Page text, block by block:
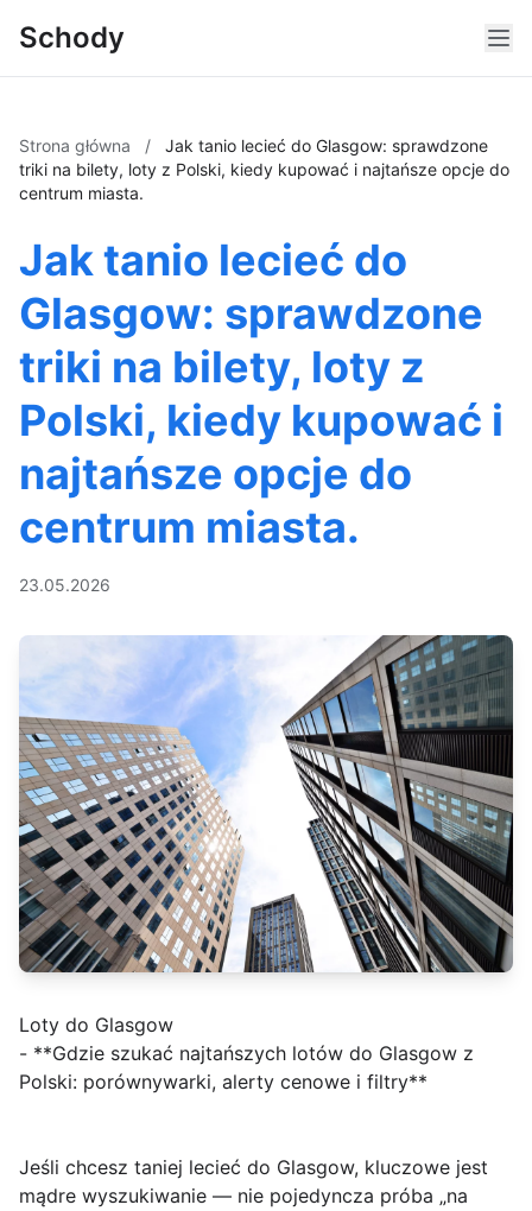
Schody
Strona główna /
Jak tanio lecieć do Glasgow: sprawdzone
triki na bilety, loty z Polski, kiedy kupować i najtańsze opcje do
centrum miasta.
Jak tanio lecieć do
Glasgow: sprawdzone
triki na bilety, loty z
Polski, kiedy kupować i
najtańsze opcje do
centrum miasta.
23.05.2026
Loty do Glasgow
- **Gdzie szukać najtańszych lotów do Glasgow z
Polski: porównywarki, alerty cenowe i filtry**
Jeśli chcesz taniej lecieć do Glasgow, kluczowe jest
mądre wyszukiwanie — nie pojedyncza próba „na